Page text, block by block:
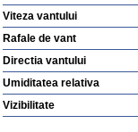
Viteza vantului
Rafale de vant
Directia vantului
Umiditatea relativa
Vizibilitate